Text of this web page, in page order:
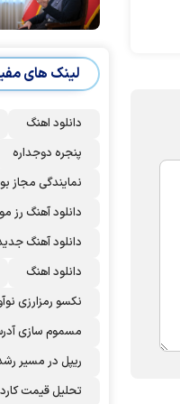
لینک های
دانلود اهنگ
پنجره دوجداره
نمایندگی مجاز
دانلود آهنگ رز‌
دانلود آهنگ
دانلود اهنگ
نکسو رمزارزی
مسموم سازی
ریپل در مسیر
تحلیل قیمت